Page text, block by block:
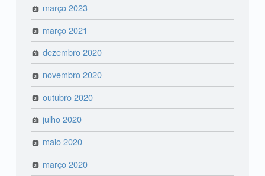
março 2023
março 2021
dezembro 2020
novembro 2020
outubro 2020
julho 2020
maio 2020
março 2020